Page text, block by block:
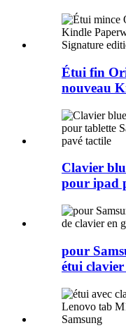
Étui fin
nouveau
Clavier
pour ipad
pour
étui